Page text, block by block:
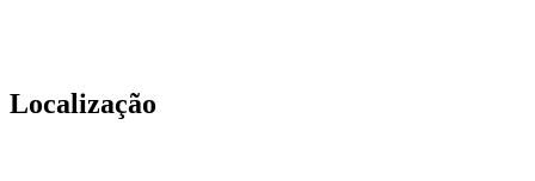
Localização